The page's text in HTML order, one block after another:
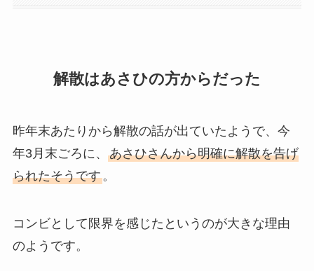
解散はあさひの方からだった
昨年末あたりから解散の話が出ていたようで、今
年3月末ごろに、 あさひさんから明確に解散を告げ
られたそうです。
コンビとして限界を感じたというのが大きな理由
のようです。